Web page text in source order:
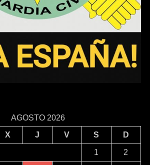
AGOSTO 2026
X J V S D
1 2